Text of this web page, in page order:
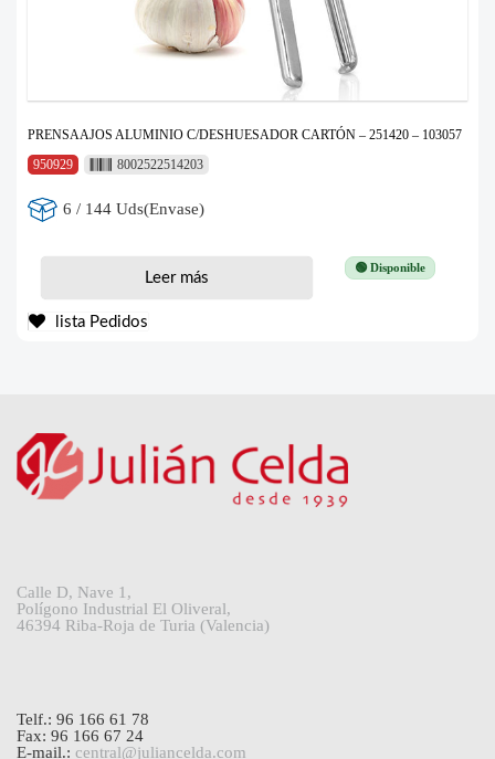
PRENSAAJOS ALUMINIO C/DESHUESADOR CARTÓN – 251420 – 103057
950929
8002522514203
6 / 144 Uds(Envase)
🟢 Disponible
Leer más
lista Pedidos
Calle D, Nave 1,
Polígono Industrial El Oliveral,
46394 Riba-Roja de Turia (Valencia)
Telf.: 96 166 61 78
Fax: 96 166 67 24
E-mail.: central@juliancelda.com